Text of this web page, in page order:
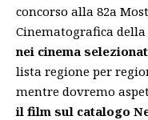
concorso alla 82a
Cinematografica
nei cinema
lista regione per
mentre dovremo
il film sul catalogo